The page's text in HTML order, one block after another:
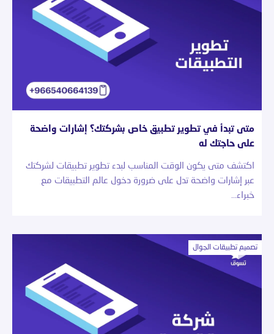
متى تبدأ في تطوير تطبيق خاص بشركتك؟ إشارات واضحة
على حاجتك له
اكتشف متى يكون الوقت المناسب لبدء تطوير تطبيقات لشركتك
عبر إشارات واضحة تدل على ضرورة دخول عالم التطبيقات مع
خبراء…
تصميم تطبيقات الجوال